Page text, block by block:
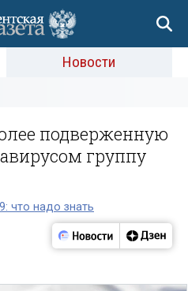
Новости
подверженную
группу
что надо знать